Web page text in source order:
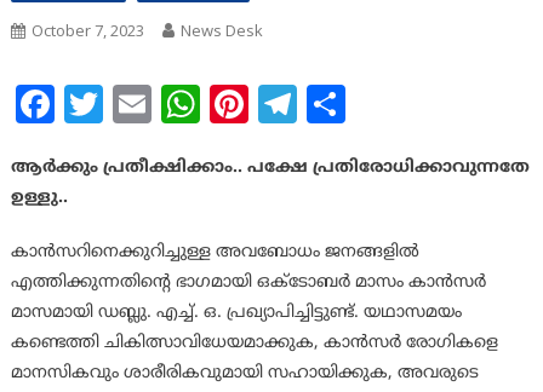
October 7, 2023 News Desk
Facebook
Twitter
EmailWhatsApp
Pinterest
Telegram
Share
ആര്‍ക്കും പ്രതീക്ഷിക്കാം.. പക്ഷേ പ്രതിരോധിക്കാവുന്നതേ
ഉള്ളു..
കാന്‍സറിനെക്കുറിച്ചുള്ള അവബോധം ജനങ്ങളില്‍
എത്തിക്കുന്നതിന്റെ ഭാഗമായി ഒക്ടോബര്‍ മാസം കാന്‍സര്‍
മാസമായി ഡബ്ലു. എച്ച്. ഒ. പ്രഖ്യാപിച്ചിട്ടുണ്ട്. യഥാസമയം
കണ്ടെത്തി ചികിത്സാവിധേയമാക്കുക, കാന്‍സര്‍ രോഗികളെ
മാനസികവും ശാരീരികവുമായി സഹായിക്കുക, അവരുടെ